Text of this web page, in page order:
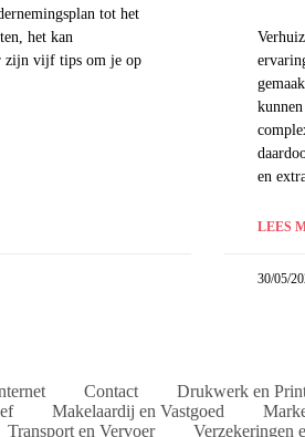
tot het
het kan
zijn vijf tips om je op
en
LEES
30/05/
Contact Drukwerk en
Makelaardij en Vastgoed
Transport en Vervoer Verzekeringen